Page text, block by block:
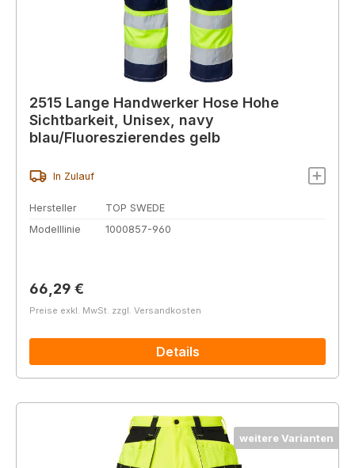
2515 Lange Handwerker Hose Hohe
Sichtbarkeit, Unisex, navy
blau/Fluoreszierendes gelb
In Zulauf
Hersteller
TOP SWEDE
Modelllinie
1000857-960
Regulärer Preis:
66,29 €
Preise exkl. MwSt. zzgl. Versandkosten
Details
weitere Varianten